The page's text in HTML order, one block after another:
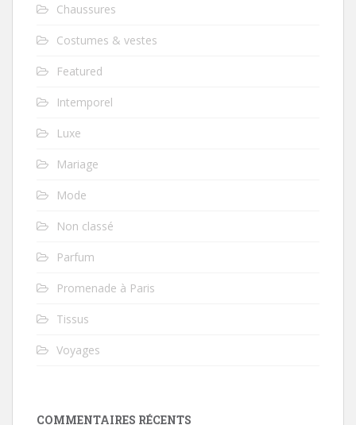
Chaussures
Costumes & vestes
Featured
Intemporel
Luxe
Mariage
Mode
Non classé
Parfum
Promenade à Paris
Tissus
Voyages
COMMENTAIRES RÉCENTS